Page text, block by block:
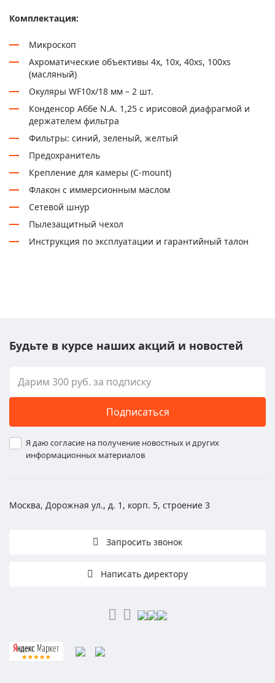
Комплектация:
Микроскоп
Ахроматические объективы 4х, 10х, 40xs, 100хs
(масляный)
Окуляры WF10x/18 мм – 2 шт.
Конденсор Аббе N.A. 1,25 с ирисовой диафрагмой и
держателем фильтра
Фильтры: синий, зеленый, желтый
Предохранитель
Крепление для камеры (C-mount)
Флакон с иммерсионным маслом
Сетевой шнур
Пылезащитный чехол
Инструкция по эксплуатации и гарантийный талон
Будьте в курсе наших акций и новостей
Подписаться
Я даю согласие на получение новостных и других
информационных материалов
Москва, Дорожная ул., д. 1, корп. 5, строение 3
Запросить звонок
Написать директору